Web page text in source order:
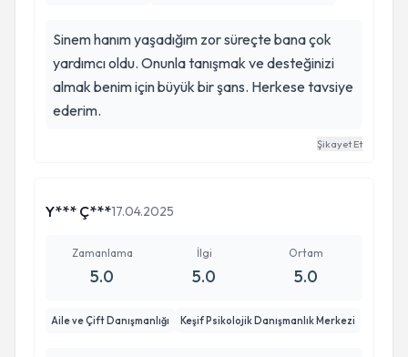
Sinem hanım yaşadığım zor süreçte bana çok
yardımcı oldu. Onunla tanışmak ve desteğinizi
almak benim için büyük bir şans. Herkese tavsiye
ederim.
Şikayet Et
Y*** Ç***17.04.2025
Zamanlama
5.0
İlgi
5.0
Ortam
5.0
Aile ve Çift Danışmanlığı Keşif Psikolojik Danışmanlık Merkezi